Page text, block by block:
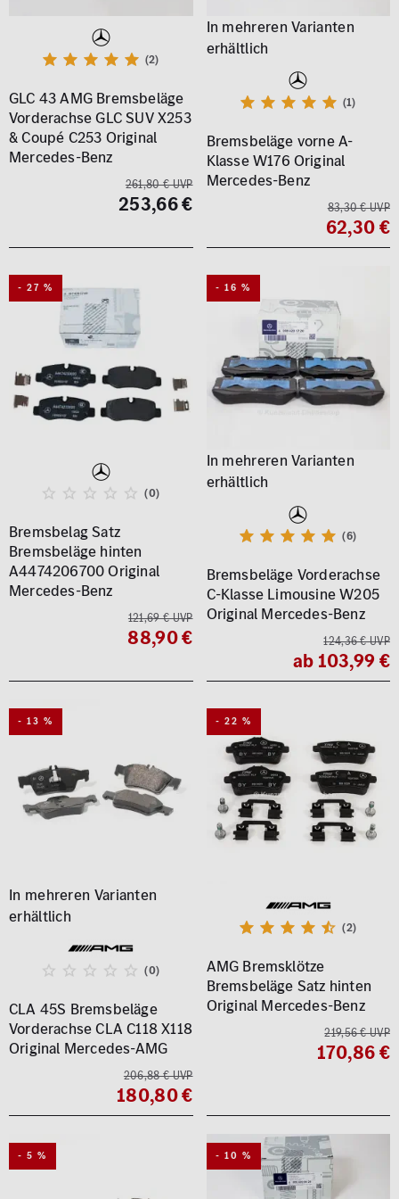
(2)
GLC 43 AMG Bremsbeläge
Vorderachse GLC SUV X253
& Coupé C253 Original
Mercedes-Benz
261,80 € UVP
253,66 €
(1)
Bremsbeläge vorne A-
Klasse W176 Original
Mercedes-Benz
83,30 € UVP
62,30 €
- 27 %
(0)
Bremsbelag Satz
Bremsbeläge hinten
A4474206700 Original
Mercedes-Benz
121,69 € UVP
88,90 €
- 16 %
(6)
Bremsbeläge Vorderachse
C-Klasse Limousine W205
Original Mercedes-Benz
124,36 € UVP
ab 103,99 €
- 13 %
(0)
CLA 45S Bremsbeläge
Vorderachse CLA C118 X118
Original Mercedes-AMG
206,88 € UVP
180,80 €
- 22 %
(2)
AMG Bremsklötze
Bremsbeläge Satz hinten
Original Mercedes-Benz
219,56 € UVP
170,86 €
- 5 % - 10 %